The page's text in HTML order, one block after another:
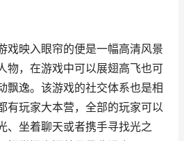
戏映入眼帘的便是一幅高清风景
物，在游戏中可以展翅高飞也可
飘逸。该游戏的社交体系也是相
有玩家大本营，全部的玩家可以
、坐着聊天或者携手寻找光之